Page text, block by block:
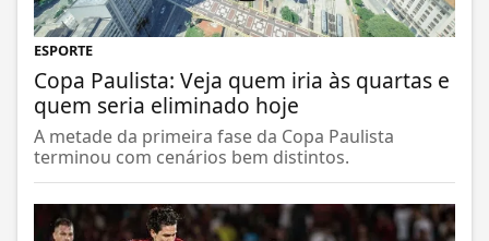
ESPORTE
Copa Paulista: Veja quem iria às quartas e
quem seria eliminado hoje
A metade da primeira fase da Copa Paulista
terminou com cenários bem distintos.